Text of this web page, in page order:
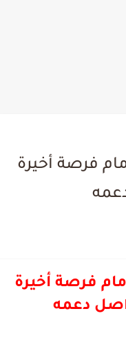
فرصة أخيرة
فرصة أخيرة
دعمه